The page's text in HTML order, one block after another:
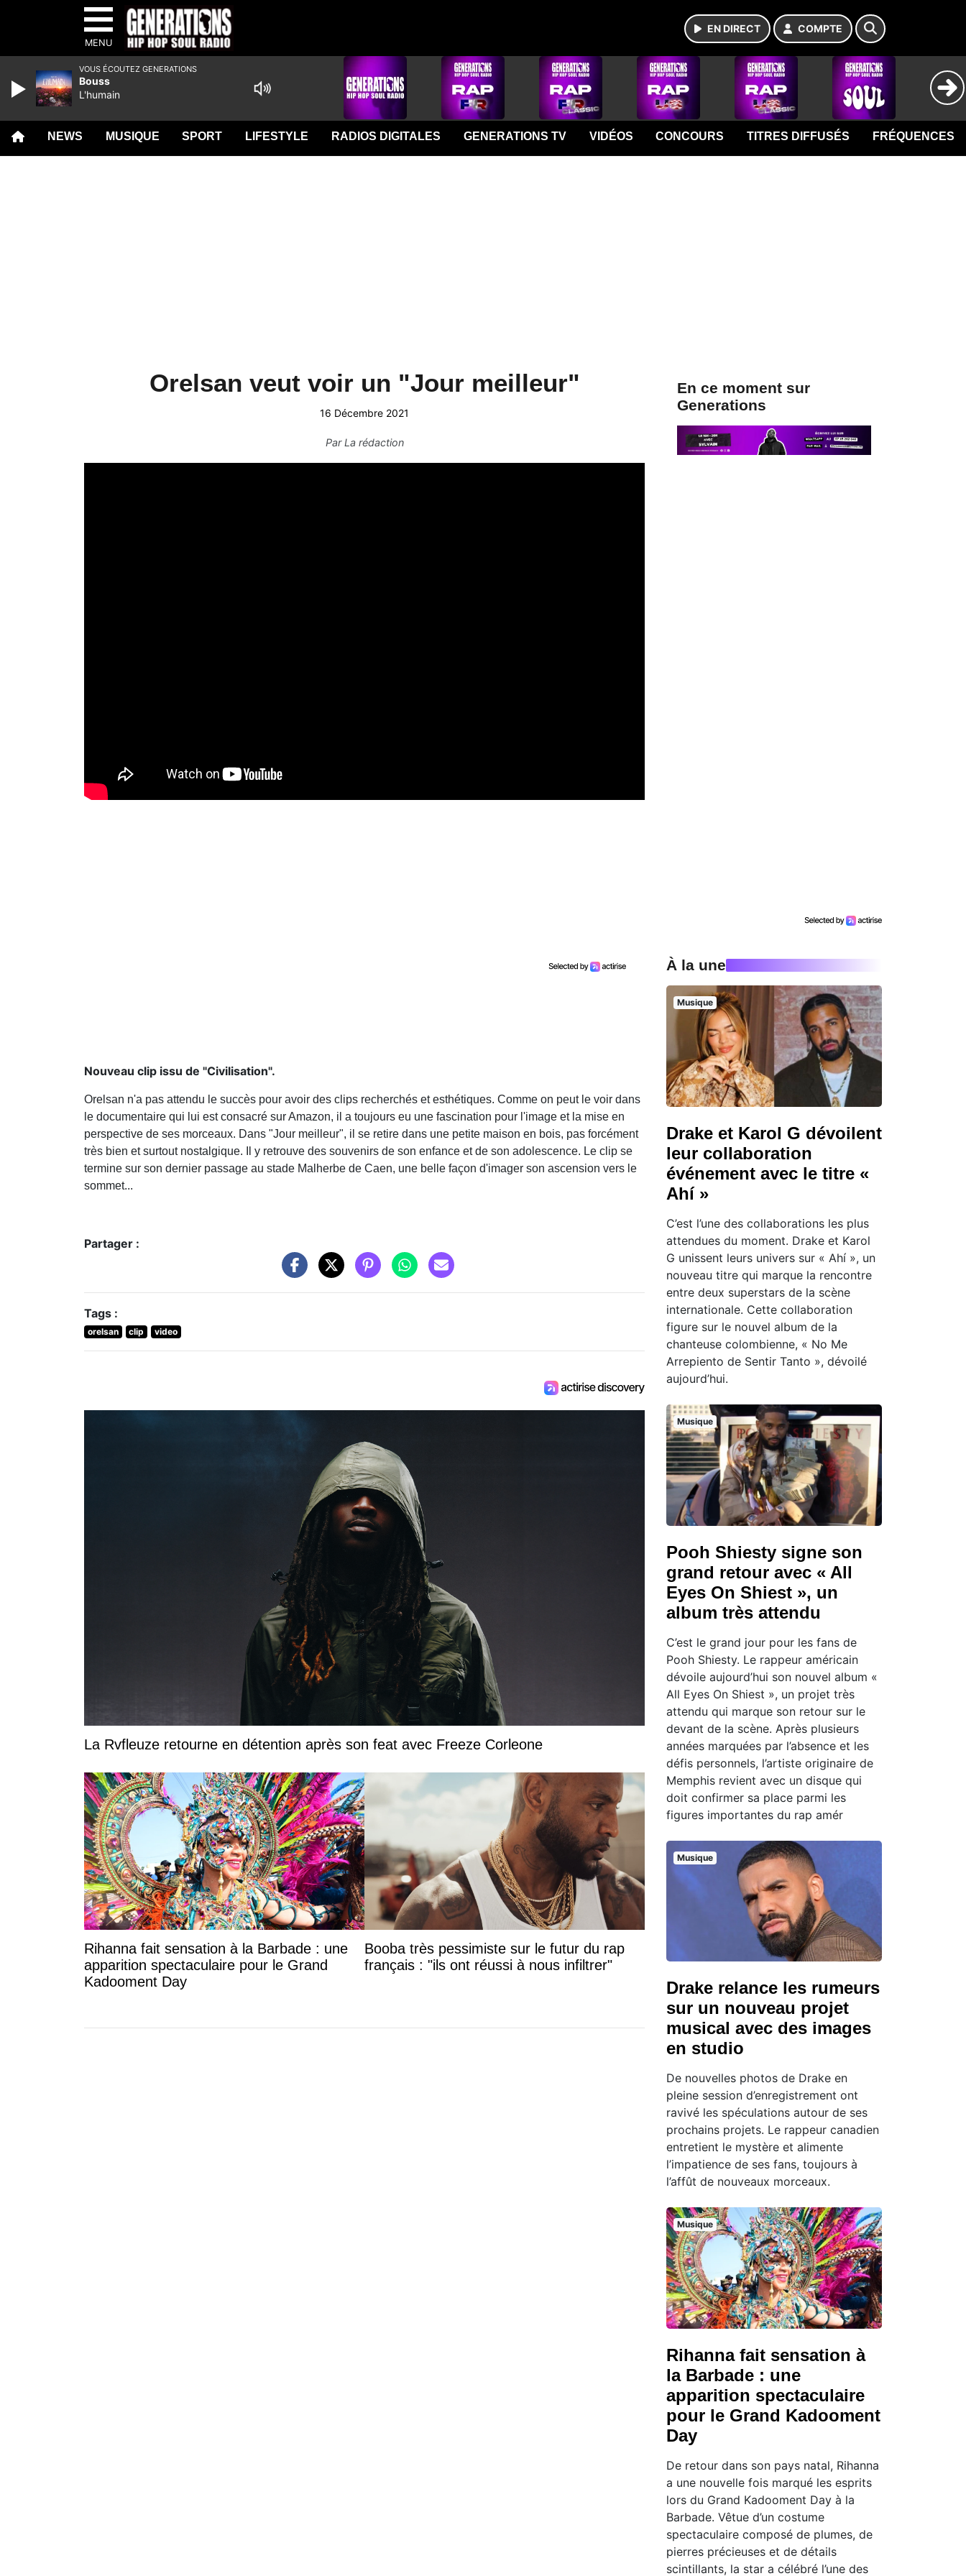
MENU
EN DIRECT COMPTE
NEWS MUSIQUE SPORT LIFESTYLE RADIOS DIGITALES GENERATIONS TV VIDÉOS CONCOURS TITRES DIFFUSÉS FRÉQUENCES
Orelsan veut voir un "Jour meilleur"
16 Décembre 2021
ParLa rédaction
Nouveau clip issu de "Civilisation".
Orelsan n'a pas attendu le succès pour avoir des clips recherchés et esthétiques. Comme on peut le voir dans
le documentaire qui lui est consacré sur Amazon, il a toujours eu une fascination pour l'image et la mise en
perspective de ses morceaux. Dans "Jour meilleur", il se retire dans une petite maison en bois, pas forcément
très bien et surtout nostalgique. Il y retrouve des souvenirs de son enfance et de son adolescence. Le clip se
termine sur son dernier passage au stade Malherbe de Caen, une belle façon d'imager son ascension vers le
sommet...
Partager :
Tags :
orelsan clip video
La Rvfleuze retourne en détention après son feat avec Freeze Corleone
Rihanna fait sensation à la Barbade : une
apparition spectaculaire pour le Grand
Kadooment Day
Booba très pessimiste sur le futur du rap
français : "ils ont réussi à nous infiltrer"
En ce moment sur
Generations
À la une
Musique
Drake et Karol G dévoilent
leur collaboration
événement avec le titre «
Ahí »
C’est l’une des collaborations les plus
attendues du moment. Drake et Karol
G unissent leurs univers sur « Ahí », un
nouveau titre qui marque la rencontre
entre deux superstars de la scène
internationale. Cette collaboration
figure sur le nouvel album de la
chanteuse colombienne, « No Me
Arrepiento de Sentir Tanto », dévoilé
aujourd’hui.
Musique
Pooh Shiesty signe son
grand retour avec « All
Eyes On Shiest », un
album très attendu
C’est le grand jour pour les fans de
Pooh Shiesty. Le rappeur américain
dévoile aujourd’hui son nouvel album «
All Eyes On Shiest », un projet très
attendu qui marque son retour sur le
devant de la scène. Après plusieurs
années marquées par l’absence et les
défis personnels, l’artiste originaire de
Memphis revient avec un disque qui
doit confirmer sa place parmi les
figures importantes du rap amér
Musique
Drake relance les rumeurs
sur un nouveau projet
musical avec des images
en studio
De nouvelles photos de Drake en
pleine session d’enregistrement ont
ravivé les spéculations autour de ses
prochains projets. Le rappeur canadien
entretient le mystère et alimente
l’impatience de ses fans, toujours à
l’affût de nouveaux morceaux.
Musique
Rihanna fait sensation à
la Barbade : une
apparition spectaculaire
pour le Grand Kadooment
Day
De retour dans son pays natal, Rihanna
a une nouvelle fois marqué les esprits
lors du Grand Kadooment Day à la
Barbade. Vêtue d’un costume
spectaculaire composé de plumes, de
pierres précieuses et de détails
scintillants, la star a célébré l’une des
VOUS ÉCOUTEZ GENERATIONS
Bouss
L'humain